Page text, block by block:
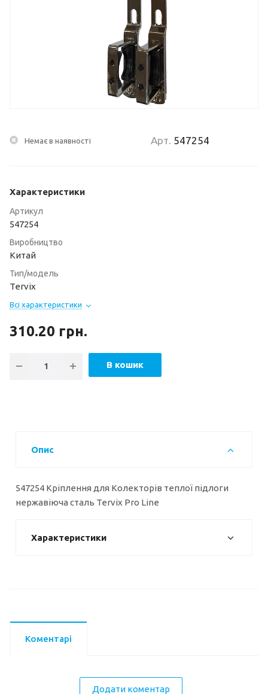
Немає в наявності Арт. 547254
Характеристики
Артикул
547254
Виробництво
Китай
Тип/модель
Tervix
Всі характеристики
310.20 грн.
В кошик
Опис
547254 Кріплення для Колекторів теплої підлоги
нержавіюча сталь Tervix Pro Line
Характеристики
Коментарі
Додати коментар